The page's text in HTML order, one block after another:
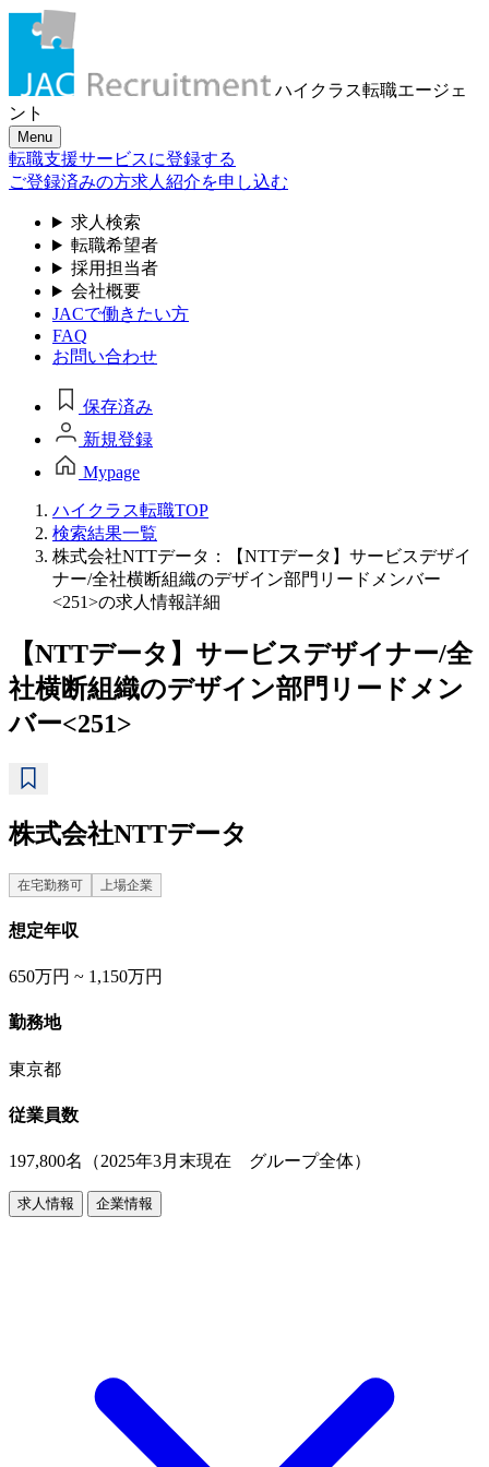
ハイクラス転職エージェ
ント
Menu
転職支援サービスに登録する
ご登録済みの方求人紹介を申し込む
求人検索
転職希望者
採用担当者
会社概要
JACで働きたい方
FAQ
お問い合わせ
保存済み
新規登録
Mypage
ハイクラス転職TOP
検索結果一覧
株式会社NTTデータ：【NTTデータ】サービスデザイ
ナー/全社横断組織のデザイン部門リードメンバー
<251>の求人情報詳細
【NTTデータ】サービスデザイナー/全
社横断組織のデザイン部門リードメン
バー<251>
株式会社NTTデータ
在宅勤務可 上場企業
想定年収
650万円 ~ 1,150万円
勤務地
東京都
従業員数
197,800名（2025年3月末現在 グループ全体）
求人情報 企業情報